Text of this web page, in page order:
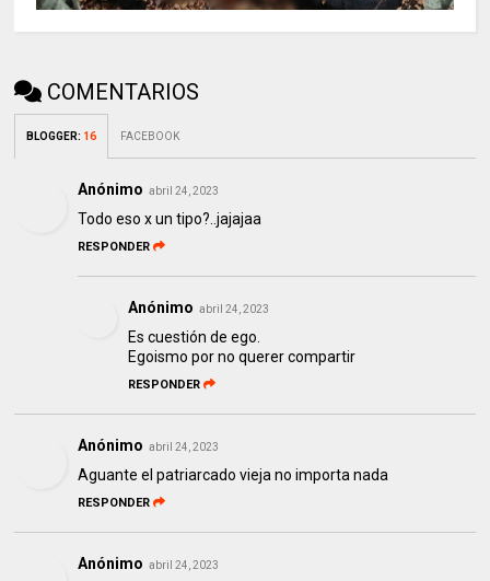
COMENTARIOS
BLOGGER: 16 FACEBOOK
Anónimo abril 24, 2023
Todo eso x un tipo?..jajajaa
RESPONDER
Anónimo abril 24, 2023
Es cuestión de ego.
Egoismo por no querer compartir
RESPONDER
Anónimo abril 24, 2023
Aguante el patriarcado vieja no importa nada
RESPONDER
Anónimo abril 24, 2023